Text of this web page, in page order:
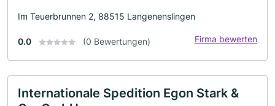
Im Teuerbrunnen 2, 88515 Langenenslingen
0.0 (0 Bewertungen) Firma bewerten
Internationale Spedition Egon Stark &